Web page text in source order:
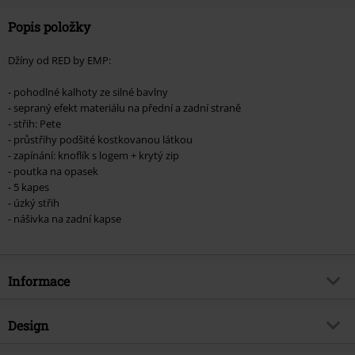
Popis položky
Džíny od RED by EMP:
- pohodlné kalhoty ze silné bavlny
- sepraný efekt materiálu na přední a zadní straně
- střih: Pete
- průstřihy podšité kostkovanou látkou
- zapínání: knoflík s logem + krytý zip
- poutka na opasek
- 5 kapes
- úzký střih
- nášivka na zadní kapse
Informace
Zboží č.
Design